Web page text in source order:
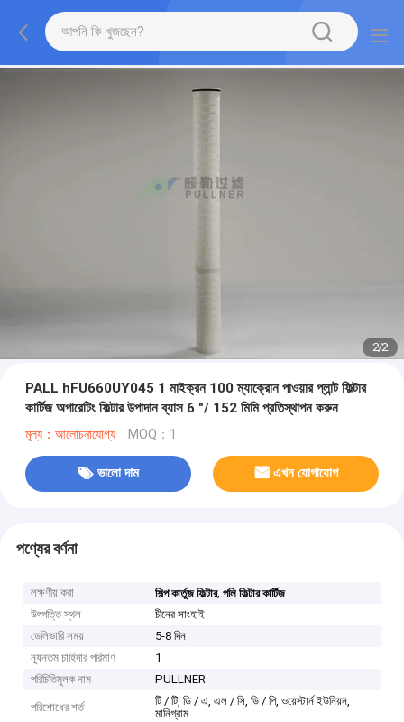
2/2
PALL hFU660UY045 1 মাইক্রন 100 ম্যাক্রোন পাওয়ার প্লান্ট ফিল্টার
কার্টিজ অপারেটিং ফিল্টার উপাদান ব্যাস 6 "/ 152 মিমি প্রতিস্থাপন করুন
মূল্য：আলোচনাযোগ্য MOQ：1
ভালো দাম এখন যোগাযোগ
পণ্যের বর্ণনা
লক্ষণীয় করা শিল্প কার্তুজ ফিল্টার,পলি ফিল্টার কার্টিজ
উৎপত্তি স্থল
চীনের সাংহাই
ডেলিভারি সময়
5-8 দিন
ন্যূনতম চাহিদার পরিমাণ
1
পরিচিতিমুলক নাম
PULLNER
পরিশোধের শর্ত
টি / টি, ডি / এ, এল / সি, ডি / পি, ওয়েস্টার্ন ইউনিয়ন,
মানিগ্রাম